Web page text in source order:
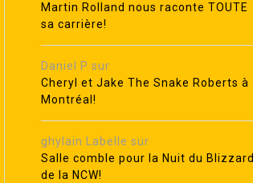
Martin Rolland nous raconte TOUTE
sa carrière!
Daniel P sur
Cheryl et Jake The Snake Roberts à
Montréal!
ghylain Labelle sur
Salle comble pour la Nuit du Blizzard
de la NCW!